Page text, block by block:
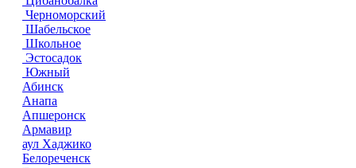
Черноморский
Шабельское
Школьное
Эстосадок
Южный
Абинск
Анапа
Апшеронск
Армавир
аул Хаджико
Белореченск